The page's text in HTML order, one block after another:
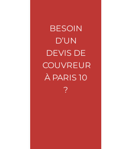
BESOIN
D’UN
DEVIS DE
COUVREUR
À PARIS 10
?